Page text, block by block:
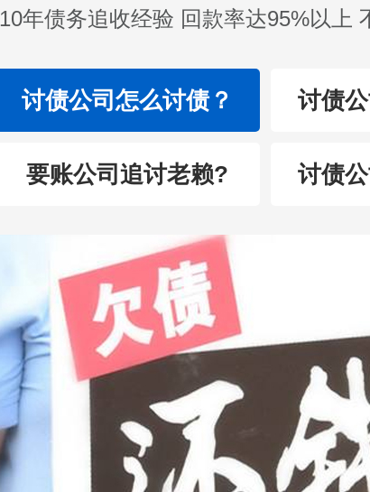
10年债务追收经验 回款率达95%以上
讨债公司怎么讨债？ 讨债
要账公司追讨老赖? 讨债